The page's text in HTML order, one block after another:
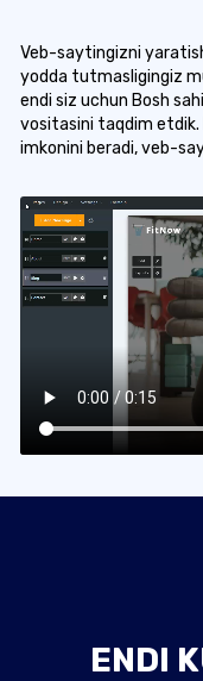
Veb-saytingizni
yodda tutmasligingiz
endi siz uchun Bosh
vositasini taqdim etdik.
imkonini beradi, veb-
ENDI